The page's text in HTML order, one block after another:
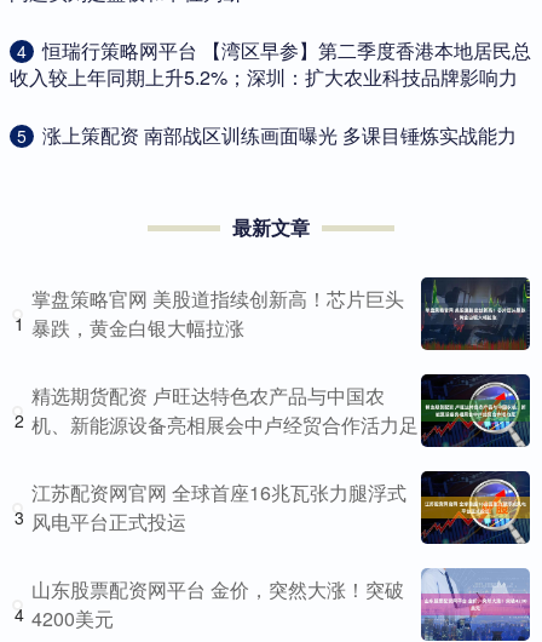
4
​恒瑞行策略网平台 【湾区早参】第二季度香港本地居民总
收入较上年同期上升5.2%；深圳：扩大农业科技品牌影响力
5 ​涨上策配资 南部战区训练画面曝光 多课目锤炼实战能力
最新文章
1
掌盘策略官网 美股道指续创新高！芯片巨头
暴跌，黄金白银大幅拉涨
2
精选期货配资 卢旺达特色农产品与中国农
机、新能源设备亮相展会中卢经贸合作活力足
3
江苏配资网官网 全球首座16兆瓦张力腿浮式
风电平台正式投运
4
山东股票配资网平台 金价，突然大涨！突破
4200美元